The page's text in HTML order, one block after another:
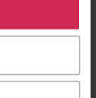
kan også
ved å klikke
349,-